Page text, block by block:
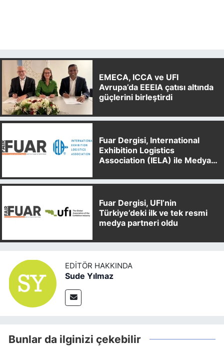
EMECA, ICCA ve UFI
Avrupa’da EEEIA çatısı altında
güçlerini birleştirdi
Fuar Dergisi, International
Exhibition Logistics
Association (IELA) ile Medya
Fuar Dergisi, UFI’nin
Türkiye’deki ilk ve tek resmi
medya partneri oldu
EDITÖR HAKKINDA
Sude Yılmaz
Bunlar da ilginizi çekebilir